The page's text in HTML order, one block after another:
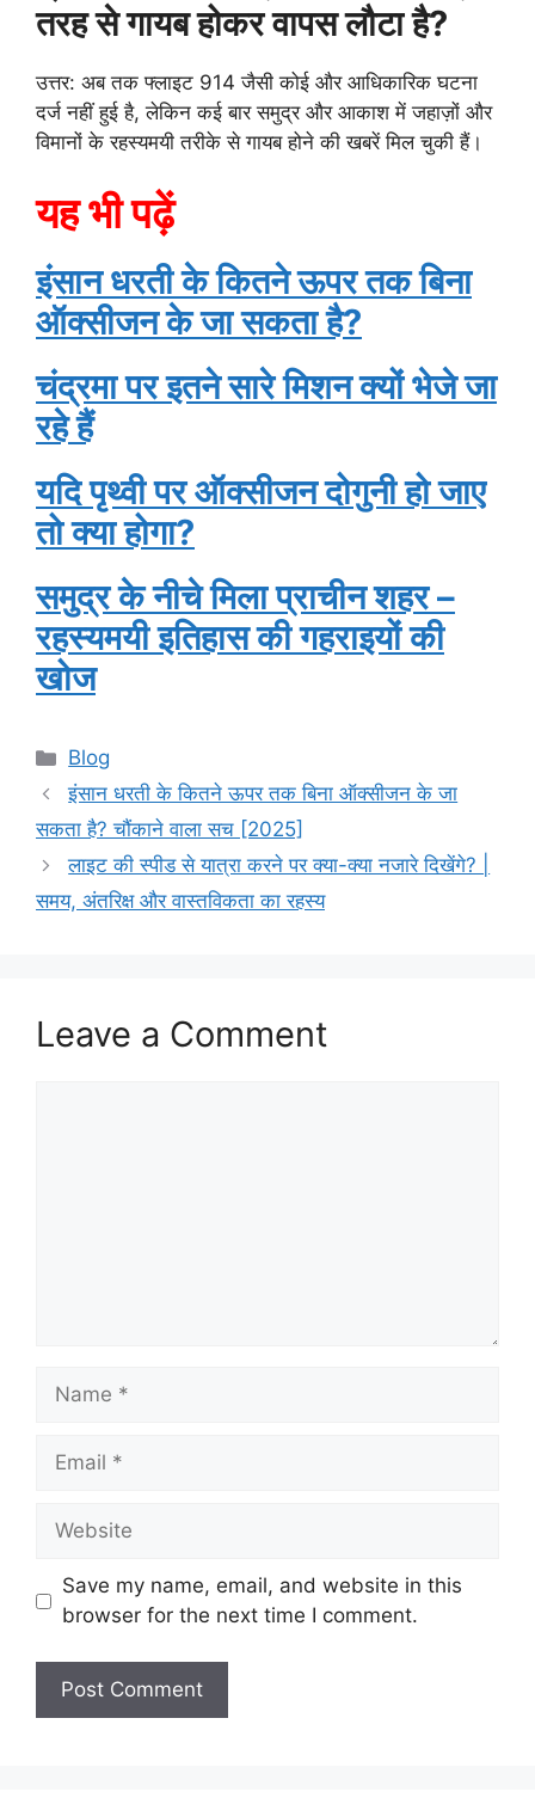
तरह से गायब होकर वापस लौटा है?
उत्तर: अब तक फ्लाइट 914 जैसी कोई और आधिकारिक घटना
दर्ज नहीं हुई है, लेकिन कई बार समुद्र और आकाश में जहाज़ों और
विमानों के रहस्यमयी तरीके से गायब होने की खबरें मिल चुकी हैं।
यह भी पढ़ें
इंसान धरती के कितने ऊपर तक बिना
ऑक्सीजन के जा सकता है?
चंद्रमा पर इतने सारे मिशन क्यों भेजे जा
रहे हैं
यदि पृथ्वी पर ऑक्सीजन दोगुनी हो जाए
तो क्या होगा?
समुद्र के नीचे मिला प्राचीन शहर –
रहस्यमयी इतिहास की गहराइयों की
खोज
Categories
Blog
इंसान धरती के कितने ऊपर तक बिना ऑक्सीजन के जा
सकता है? चौंकाने वाला सच [2025]
लाइट की स्पीड से यात्रा करने पर क्या-क्या नजारे दिखेंगे? |
समय, अंतरिक्ष और वास्तविकता का रहस्य
Leave a Comment
Name
Email
Website
Save my name, email, and website in this
browser for the next time I comment.